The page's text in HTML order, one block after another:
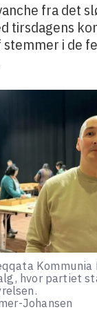
fra det
tirsdagens
i de
hvor partiet
Johansen